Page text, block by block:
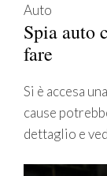
Auto
Spia auto
fare
Si è accesa
cause
dettaglio e